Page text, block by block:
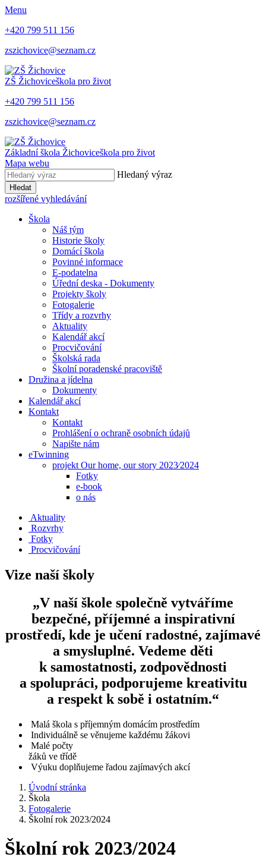
Menu
+420 799 511 156
zszichovice@seznam.cz
ZŠ Žichoviceškola pro život
+420 799 511 156
zszichovice@seznam.cz
Základní škola Žichoviceškola pro život
Mapa webu
Hledaný výraz
Hledat
rozšířené vyhledávání
Škola
Náš tým
Historie školy
Domácí škola
Povinné informace
E-podatelna
Úřední deska - Dokumenty
Projekty školy
Fotogalerie
Třídy a rozvrhy
Aktuality
Kalendář akcí
Procvičování
Školská rada
Školní poradenské pracoviště
Družina a jídelna
Dokumenty
Kalendář akcí
Kontakt
Kontakt
Prohlášení o ochraně osobních údajů
Napište nám
eTwinning
projekt Our home, our story 2023⁄2024
Fotky
e-book
o nás
Aktuality
Rozvrhy
Fotky
Procvičování
Vize naší školy
„V naší škole společně vytváříme
bezpečné, příjemné a inspirativní
prostředí, kde je učení radostné, zajímavé
a smysluplné. Vedeme děti
k samostatnosti, zodpovědnosti
a spolupráci, podporujeme kreativitu
a respekt k sobě i ostatním.“
Malá škola s příjemným domácím prostředím
Individuálně se věnujeme každému žákovi
Malé počty
žáků ve třídě
Výuku doplňujeme řadou zajímavých akcí
Úvodní stránka
Škola
Fotogalerie
Školní rok 2023/2024
Školní rok 2023/2024